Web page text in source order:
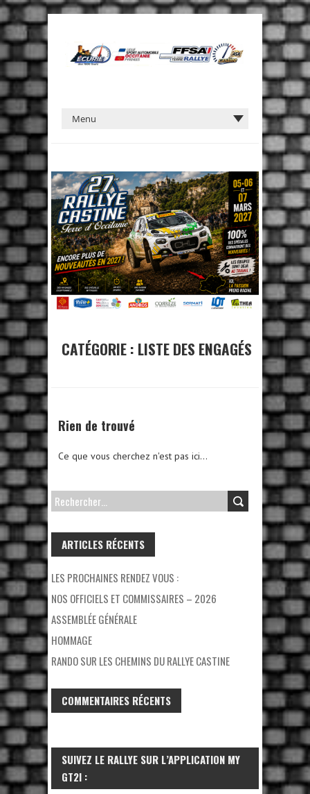
CATÉGORIE : LISTE DES ENGAGÉS
Rien de trouvé
Ce que vous cherchez n'est pas ici...
RECHERCHER :
ARTICLES RÉCENTS
LES PROCHAINES RENDEZ VOUS :
NOS OFFICIELS ET COMMISSAIRES – 2026
ASSEMBLÉE GÉNÉRALE
HOMMAGE
RANDO SUR LES CHEMINS DU RALLYE CASTINE
COMMENTAIRES RÉCENTS
SUIVEZ LE RALLYE SUR L’APPLICATION MY
GT2I :